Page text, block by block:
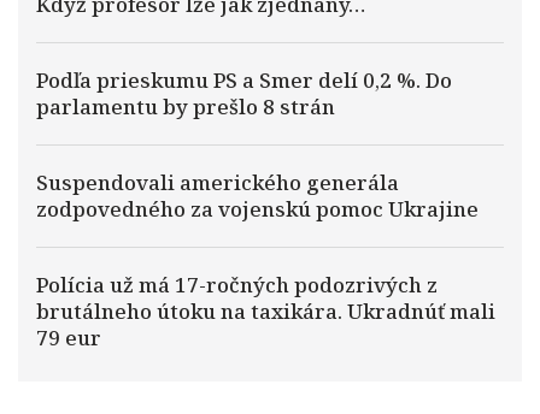
Podľa prieskumu PS a Smer delí 0,2 %. Do
parlamentu by prešlo 8 strán
Suspendovali amerického generála
zodpovedného za vojenskú pomoc Ukrajine
Polícia už má 17-ročných podozrivých z
brutálneho útoku na taxikára. Ukradnúť mali
79 eur